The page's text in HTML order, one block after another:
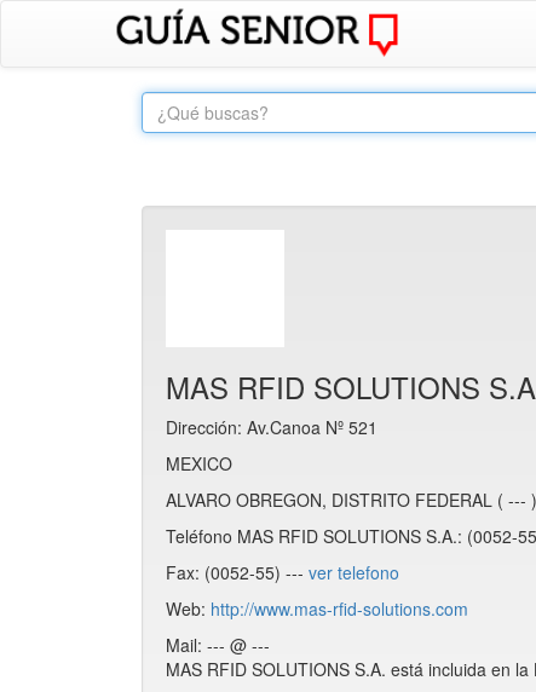
MAS RFID SOLUTIONS
Dirección: Av.Canoa Nº 521
MEXICO
ALVARO OBREGON, DISTRITO FEDERAL ( --- )
Teléfono MAS RFID SOLUTIONS S.A.: (0052-
Fax: (0052-55) --- ver telefono
Web: http://www.mas-rfid-solutions.com
Mail: --- @ ---
MAS RFID SOLUTIONS S.A. está incluida en la